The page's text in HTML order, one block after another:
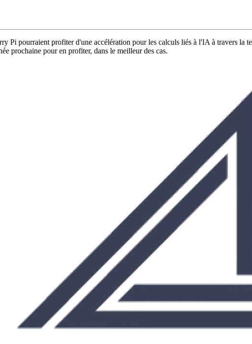
Pi pourraient profiter d'une accélération pour les calculs liés à l'IA à travers la
prochaine pour en profiter, dans le meilleur des cas.